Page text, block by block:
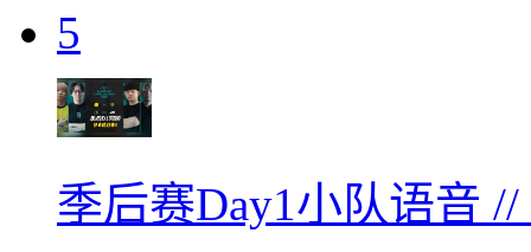
5
季后赛Day1小队语音